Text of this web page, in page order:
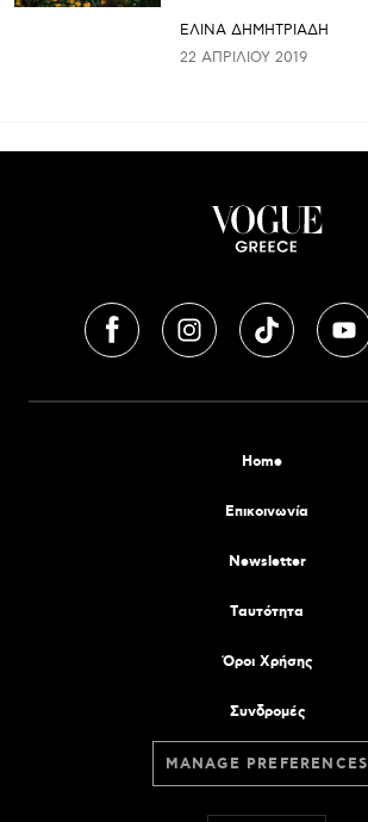
ΕΛΙΝΑ ΔΗΜΗΤΡΙΑΔΗ
22 ΑΠΡΙΛΊΟΥ 2019
Home
Επικοινωνία
Newsletter
Tαυτότητα
Όροι Χρήσης
Συνδρομές
MANAGE PREFERENCES